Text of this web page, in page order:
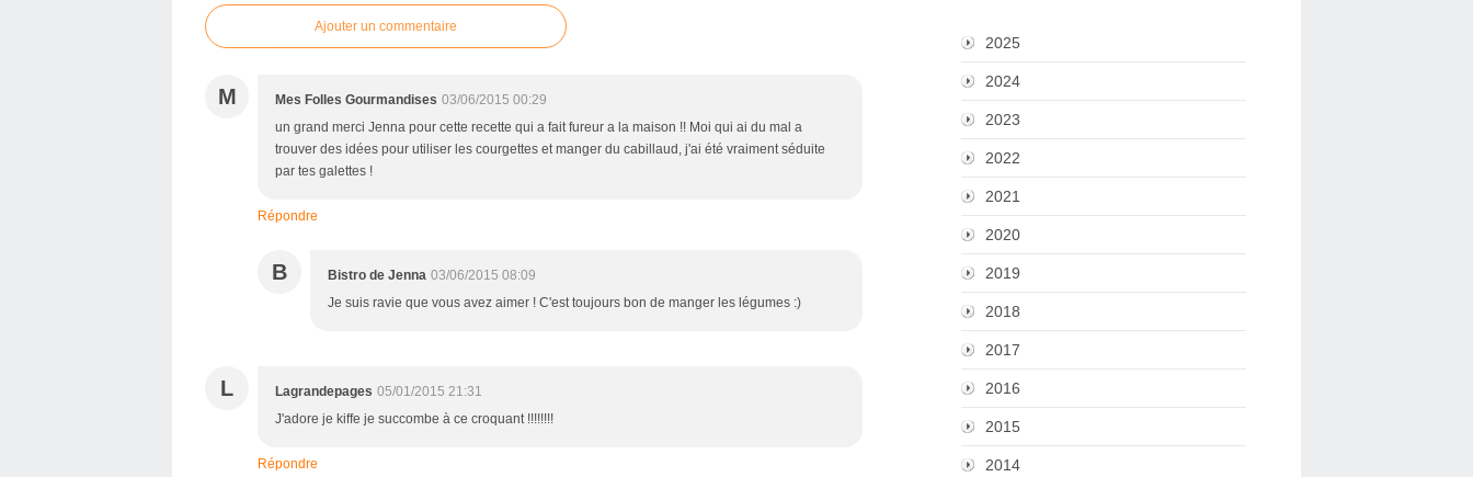
Ajouter un commentaire
M Mes Folles Gourmandises 03/06/2015 00:29
un grand merci Jenna pour cette recette qui a fait fureur a la maison !! Moi qui ai du mal a
trouver des idées pour utiliser les courgettes et manger du cabillaud, j'ai été vraiment séduite
par tes galettes !
Répondre
B Bistro de Jenna 03/06/2015 08:09
Je suis ravie que vous avez aimer ! C'est toujours bon de manger les légumes :)
L Lagrandepages 05/01/2015 21:31
J'adore je kiffe je succombe à ce croquant !!!!!!!!
Répondre
2025
2024
2023
2022
2021
2020
2019
2018
2017
2016
2015
2014